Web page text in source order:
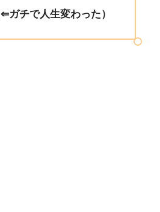
チで人生変わった）